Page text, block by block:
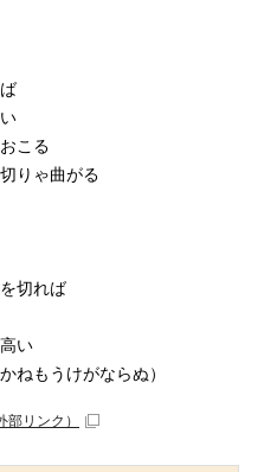
こる
りゃ曲がる
切れば
い
ねもうけがならぬ）
部リンク）